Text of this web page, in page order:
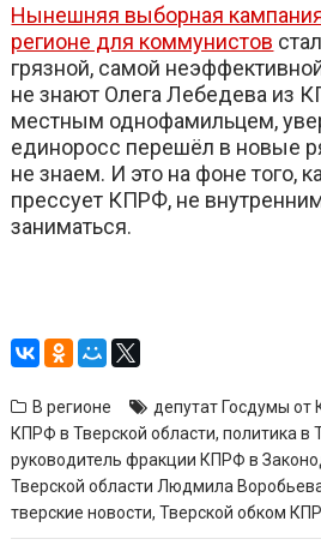
Нынешняя выборная
регионе для коммунистов
грязной, самой
не знают Олега Лебедева из
местным однофамильцем,
единоросс перешёл в новые
не знаем. И это на фоне того,
прессует КПРФ, не
заниматься.
В регионе депутат Госдумы
КПРФ в Тверской области,политика в
руководитель фракции КПРФ в
Тверской области Людмила
тверские новости,Тверской обком